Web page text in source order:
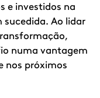
e investidos na
sucedida. Ao lidar
numa vantagem
nos próximos